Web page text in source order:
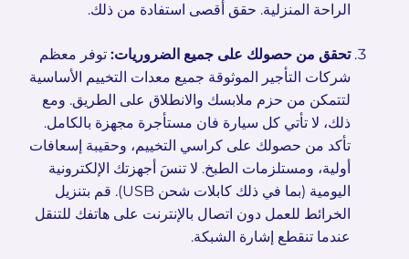
الراحة المنزلية. حقق أقصى استفادة من ذلك.
تحقق من حصولك على جميع الضروريات:توفر معظم
شركات التأجير الموثوقة جميع معدات التخييم الأساسية
لتتمكن من حزم ملابسك والانطلاق على الطريق. ومع
ذلك، لا تأتي كل سيارة فان مستأجرة مجهزة بالكامل.
تأكد من حصولك على كراسي التخييم، وحقيبة إسعافات
أولية، ومستلزمات الطبخ. لا تنسَ أجهزتك الإلكترونية
اليومية (بما في ذلك كابلات شحن USB). قم بتنزيل
الخرائط للعمل دون اتصال بالإنترنت على هاتفك للتنقل
عندما تنقطع إشارة الشبكة.